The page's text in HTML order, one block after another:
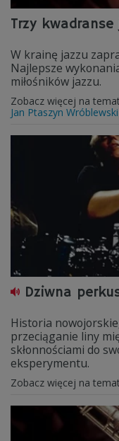
Trzy kwadranse
W krainę jazzu
Najlepsze
miłośników jazzu.
Zobacz więcej na
Jan Ptaszyn Wróblewski
Dziwna
Historia
przeciąganie liny
skłonnościami do
eksperymentu.
Zobacz więcej na